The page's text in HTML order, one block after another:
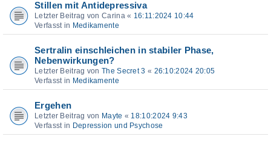
Stillen mit Antidepressiva
Letzter Beitrag vonCarina« 16:11:2024 10:44
Verfasst in Medikamente
Sertralin einschleichen in stabiler Phase,
Nebenwirkungen?
Letzter Beitrag von The Secret 3 « 26:10:2024 20:05
Verfasst in Medikamente
Ergehen
Letzter Beitrag von Mayte « 18:10:2024 9:43
Verfasst in Depression und Psychose